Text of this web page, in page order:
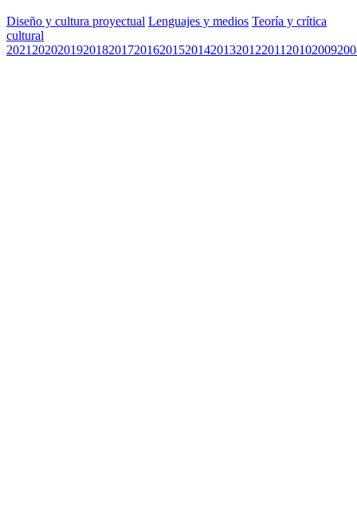
Diseño y cultura proyectual Lenguajes y medios Teoría y crítica
cultural
2021 2020201920182017201620152014201320122011 20102009